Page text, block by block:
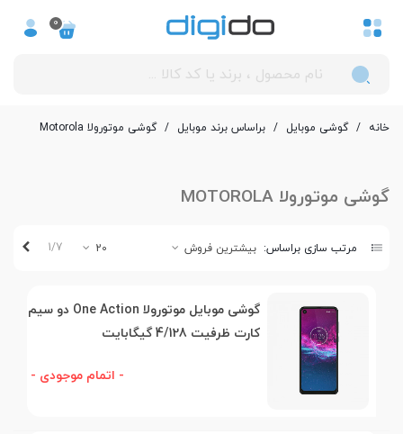
0
خانه / گوشی موبایل / بر‌اساس برند موبایل / گوشی موتورولا Motorola
گوشی موتورولا MOTOROLA
مرتب سازی براساس: بیشترین فروش 20
1/7
گوشی موبایل موتورولا One Action دو سیم
کارت ظرفیت 4/128 گیگابایت
- اتمام موجودی -